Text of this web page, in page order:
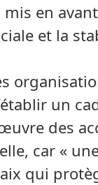
en
et la
un
des
car «
qui